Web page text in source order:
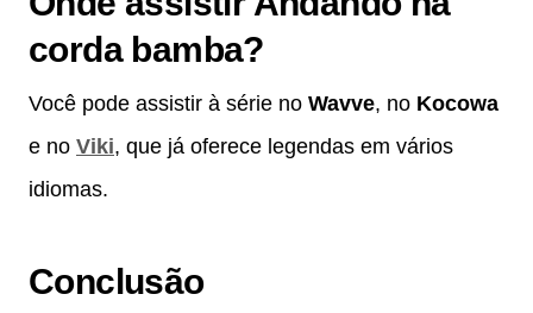
corda bamba?
Você pode assistir à série no Wavve, no Kocowa
e no Viki, que já oferece legendas em vários
idiomas.
Conclusão